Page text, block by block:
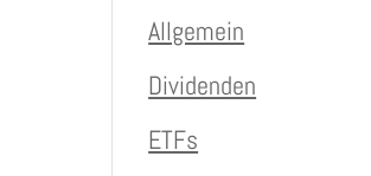
Allgemein
Dividenden
ETFs